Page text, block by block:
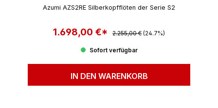
Azumi AZS2RE Silberkopfflöten der Serie S2
Verkaufspreis:
1.698,00 €* Regulärer Preis:
2.255,00 € (24.7%)
Sofort verfügbar
IN DEN WARENKORB